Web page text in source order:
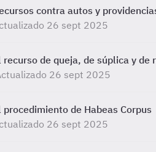
contra autos y
26 sept 2025
recurso de queja, de súplica y de
26 sept 2025
procedimiento de Habeas Corpus
26 sept 2025